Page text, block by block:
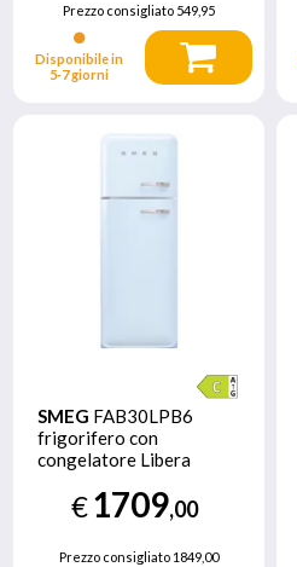
Prezzo consigliato549,95
Disponibile in
5‑7 giorni
SMEG FAB30LPB6
frigorifero con
congelatore Libera
€1709,00
Prezzo consigliato1849,00